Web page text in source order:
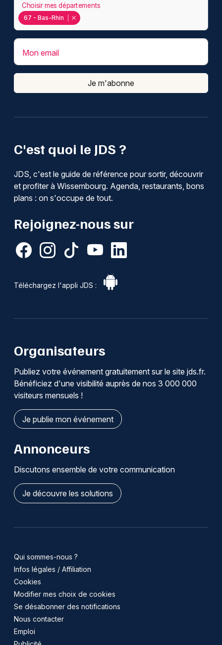
C'est quoi le JDS ?
JDS, c'est le guide de référence pour sortir, découvrir
et profiter à Wissembourg. Agenda, restaurants, bons
plans : on s'occupe de tout.
Rejoignez-nous sur
Téléchargez l'appli JDS :
67 - Bas-Rhin
Choisir mes départements
Mon email
Je m'abonne
Organisateurs
Publiez votre événement gratuitement sur le site jds.fr.
Bénéficiez d'une visibilité auprès de nos 3 000 000
visiteurs mensuels !
Je publie mon événement
Annonceurs
Discutons ensemble de votre communication
Je découvre les solutions
Qui sommes-nous ?
Infos légales / Affiliation
Cookies
Modifier mes choix de cookies
Se désabonner des notifications
Nous contacter
Emploi